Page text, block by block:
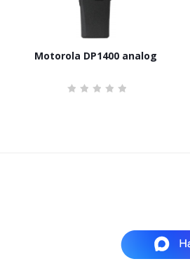
Motorola DP1400 analog